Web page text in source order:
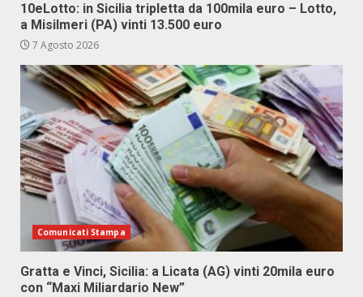
10eLotto: in Sicilia tripletta da 100mila euro – Lotto,
a Misilmeri (PA) vinti 13.500 euro
7 Agosto 2026
Comunicati Stampa
Gratta e Vinci, Sicilia: a Licata (AG) vinti 20mila euro
con “Maxi Miliardario New”